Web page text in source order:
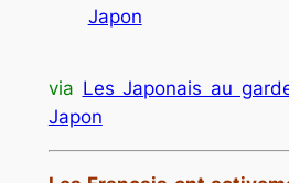
Japon
via Les Japonais au
Japon